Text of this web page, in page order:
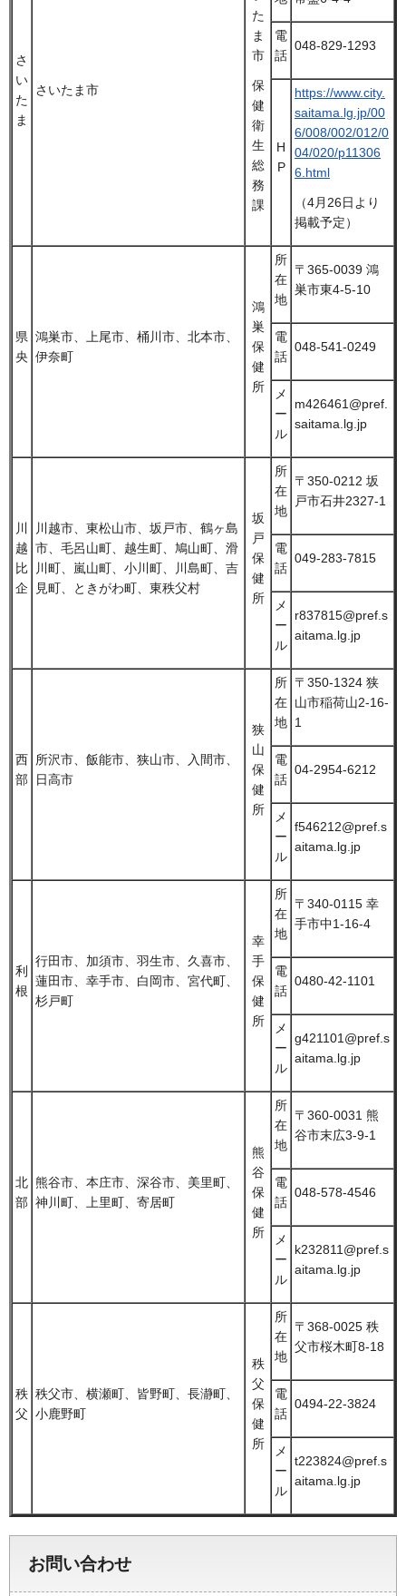
さ
い
た
ま
さいたま市
た
ま
市
保
健
衛
生
総
務
課
電
話
048-829-1293
H
P
https://www.city.
saitama.lg.jp/00
6/008/002/012/0
04/020/p11306
6.html
（4月26日より
掲載予定）
県
央
鴻巣市、上尾市、桶川市、北本市、
伊奈町
鴻
巣
保
健
所
所
在
地
〒365-0039 鴻
巣市東4-5-10
電
話
048-541-0249
メ
ー
ル
m426461@pref.
saitama.lg.jp
川
越
比
企
川越市、東松山市、坂戸市、鶴ヶ島
市、毛呂山町、越生町、鳩山町、滑
川町、嵐山町、小川町、川島町、吉
見町、ときがわ町、東秩父村
坂
戸
保
健
所
所
在
地
〒350-0212 坂
戸市石井2327-1
電
話
049-283-7815
メ
ー
ル
r837815@pref.s
aitama.lg.jp
西
部
所沢市、飯能市、狭山市、入間市、
日高市
狭
山
保
健
所
所
在
地
〒350-1324 狭
山市稲荷山2-16-
1
電
話
04-2954-6212
メ
ー
ル
f546212@pref.s
aitama.lg.jp
利
根
行田市、加須市、羽生市、久喜市、
蓮田市、幸手市、白岡市、宮代町、
杉戸町
幸
手
保
健
所
所
在
地
〒340-0115 幸
手市中1-16-4
電
話
0480-42-1101
メ
ー
ル
g421101@pref.s
aitama.lg.jp
北
部
熊谷市、本庄市、深谷市、美里町、
神川町、上里町、寄居町
熊
谷
保
健
所
所
在
地
〒360-0031 熊
谷市末広3-9-1
電
話
048-578-4546
メ
ー
ル
k232811@pref.s
aitama.lg.jp
秩
父
秩父市、横瀬町、皆野町、長瀞町、
小鹿野町
秩
父
保
健
所
所
在
地
〒368-0025 秩
父市桜木町8-18
電
話
0494-22-3824
メ
ー
ル
t223824@pref.s
aitama.lg.jp
お問い合わせ